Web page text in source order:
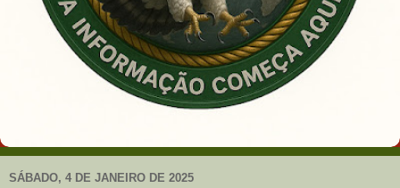
SÁBADO, 4 DE JANEIRO DE 2025